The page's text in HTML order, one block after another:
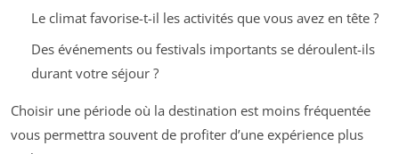
Le climat favorise-t-il les activités que vous avez en tête ?
Des événements ou festivals importants se déroulent-ils
durant votre séjour ?
Choisir une période où la destination est moins fréquentée
vous permettra souvent de profiter d’une expérience plus